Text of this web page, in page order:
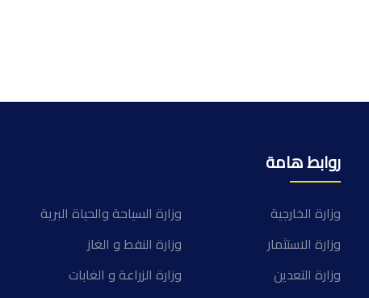
روابط هامة
وزارة الخارجية
وزارة السياحة والحياة البرية
وزارة الاستثمار
وزارة النفط و الغاز
وزارة التعدين
وزارة الزراعة و الغابات